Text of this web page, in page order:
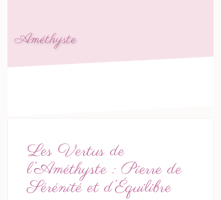
Améthyste
Les Vertus de
l’Améthyste : Pierre de
Sérénité et d’Équilibre